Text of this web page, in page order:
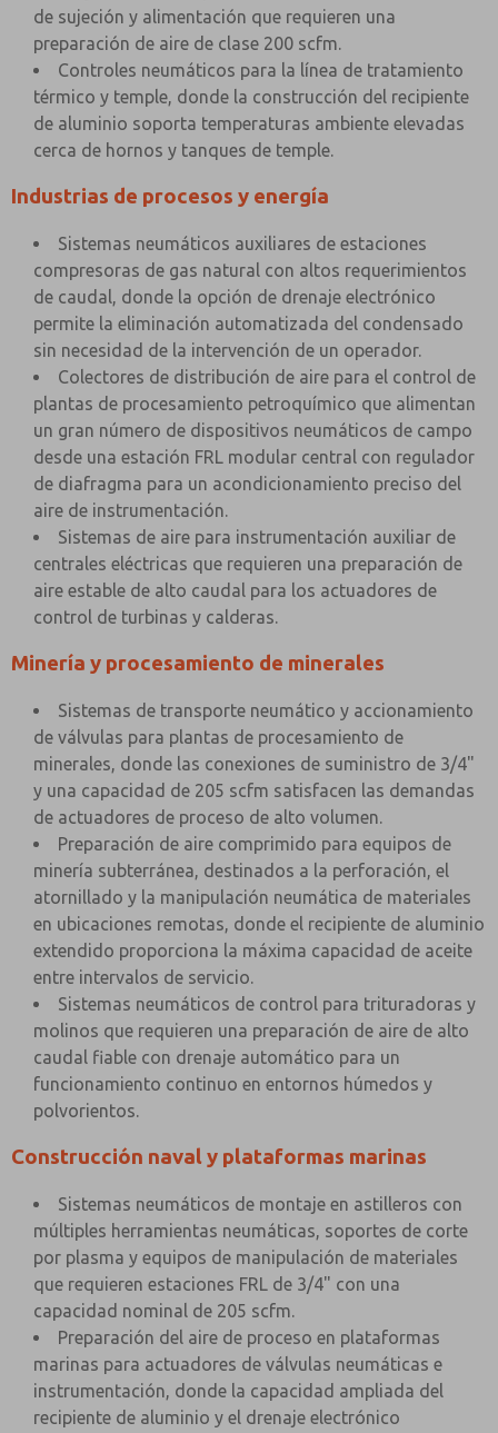
de sujeción y alimentación que requieren una
preparación de aire de clase 200 scfm.
Controles neumáticos para la línea de tratamiento
térmico y temple, donde la construcción del recipiente
de aluminio soporta temperaturas ambiente elevadas
cerca de hornos y tanques de temple.
Industrias de procesos y energía
Sistemas neumáticos auxiliares de estaciones
compresoras de gas natural con altos requerimientos
de caudal, donde la opción de drenaje electrónico
permite la eliminación automatizada del condensado
sin necesidad de la intervención de un operador.
Colectores de distribución de aire para el control de
plantas de procesamiento petroquímico que alimentan
un gran número de dispositivos neumáticos de campo
desde una estación FRL modular central con regulador
de diafragma para un acondicionamiento preciso del
aire de instrumentación.
Sistemas de aire para instrumentación auxiliar de
centrales eléctricas que requieren una preparación de
aire estable de alto caudal para los actuadores de
control de turbinas y calderas.
Minería y procesamiento de minerales
Sistemas de transporte neumático y accionamiento
de válvulas para plantas de procesamiento de
minerales, donde las conexiones de suministro de 3/4"
y una capacidad de 205 scfm satisfacen las demandas
de actuadores de proceso de alto volumen.
Preparación de aire comprimido para equipos de
minería subterránea, destinados a la perforación, el
atornillado y la manipulación neumática de materiales
en ubicaciones remotas, donde el recipiente de aluminio
extendido proporciona la máxima capacidad de aceite
entre intervalos de servicio.
Sistemas neumáticos de control para trituradoras y
molinos que requieren una preparación de aire de alto
caudal fiable con drenaje automático para un
funcionamiento continuo en entornos húmedos y
polvorientos.
Construcción naval y plataformas marinas
Sistemas neumáticos de montaje en astilleros con
múltiples herramientas neumáticas, soportes de corte
por plasma y equipos de manipulación de materiales
que requieren estaciones FRL de 3/4" con una
capacidad nominal de 205 scfm.
Preparación del aire de proceso en plataformas
marinas para actuadores de válvulas neumáticas e
instrumentación, donde la capacidad ampliada del
recipiente de aluminio y el drenaje electrónico